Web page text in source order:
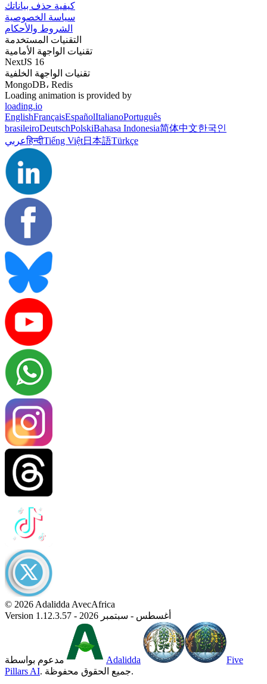
كيفية حذف بياناتك
سياسة الخصوصية
الشروط والأحكام
التقنيات المستخدمة
تقنيات الواجهة الأمامية
NextJS 16
تقنيات الواجهة الخلفية
MongoDB، Redis
Loading animation is provided by
loading.io
EnglishFrançaisEspañolItalianoPortuguês
brasileiroDeutschPolskiBahasa Indonesia简体中文한국인
عربيहिन्दीTiếng Việt日本語Türkçe
© 2026 Adalidda AvecAfrica
Version 1.12.3.57 - أغسطس - سبتمبر 2026
مدعوم بواسطة Adalidda
Five
Pillars AI
. جميع الحقوق محفوظة.